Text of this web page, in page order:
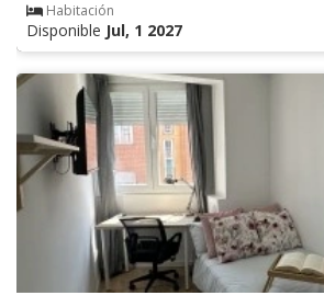
Habitación
Disponible Jul, 1 2027